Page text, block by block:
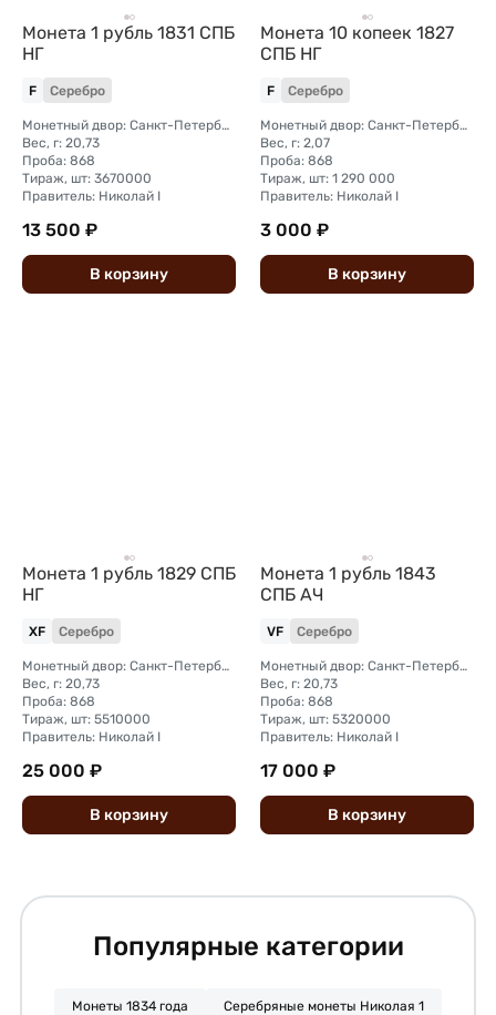
Монета 1 рубль 1831 СПБ
НГ
F Серебро
Монетный двор: Санкт-Петербургский монетный двор
Вес, г: 20,73
Проба: 868
Тираж, шт: 3670000
Правитель: Николай I
13 500 ₽
В корзину
Монета 10 копеек 1827
СПБ НГ
F Серебро
Монетный двор: Санкт-Петербургский монетный двор
Вес, г: 2,07
Проба: 868
Тираж, шт: 1 290 000
Правитель: Николай I
3 000 ₽
В корзину
Монета 1 рубль 1829 СПБ
НГ
XF Серебро
Монетный двор: Санкт-Петербургский монетный двор
Вес, г: 20,73
Проба: 868
Тираж, шт: 5510000
Правитель: Николай I
25 000 ₽
В корзину
Монета 1 рубль 1843
СПБ АЧ
VF Серебро
Монетный двор: Санкт-Петербургский монетный двор
Вес, г: 20,73
Проба: 868
Тираж, шт: 5320000
Правитель: Николай I
17 000 ₽
В корзину
Популярные категории
Монеты 1834 года Серебряные монеты Николая 1